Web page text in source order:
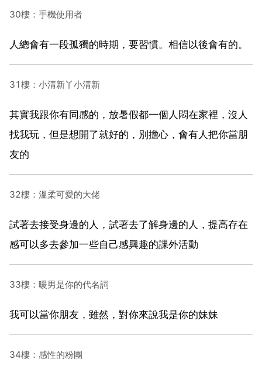
30樓：手機使用者
人總會有一段孤獨的時期，要習慣。相信以後會有的。
31樓：小清新丫小清新
其實我跟你有同感的，放暑假都一個人悶在家裡，沒人
找我玩，但是想開了就好的，別擔心，會有人把你當朋
友的
32樓：溫柔可愛的大佬
試著去接受身邊的人，試著去了解身邊的人，提高存在
感可以多去參加一些自己感興趣的課外活動
33樓：暖男是你的代名詞
我可以當你朋友，雖然，對你來說我是你的妹妹
34樓：感性的粉團